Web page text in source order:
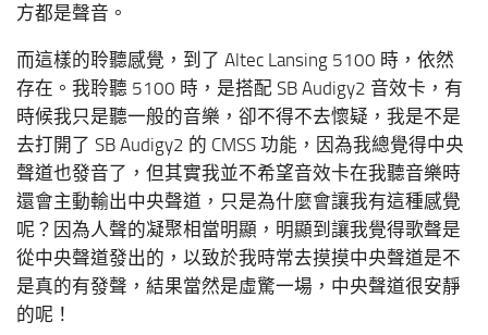
方都是聲音。
而這樣的聆聽感覺，到了 Altec Lansing 5100 時，依然
存在。我聆聽 5100 時，是搭配 SB Audigy2 音效卡，有
時候我只是聽一般的音樂，卻不得不去懷疑，我是不是
去打開了 SB Audigy2 的 CMSS 功能，因為我總覺得中央
聲道也發音了，但其實我並不希望音效卡在我聽音樂時
還會主動輸出中央聲道，只是為什麼會讓我有這種感覺
呢？因為人聲的凝聚相當明顯，明顯到讓我覺得歌聲是
從中央聲道發出的，以致於我時常去摸摸中央聲道是不
是真的有發聲，結果當然是虛驚一場，中央聲道很安靜
的呢！